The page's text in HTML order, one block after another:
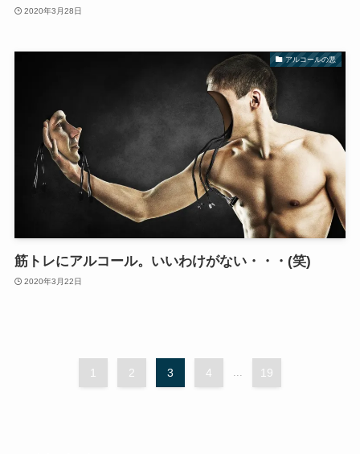
2020年3月28日
アルコールの悪
筋トレにアルコール。いいわけがない・・・(笑)
2020年3月22日
1 2 3 4 ... 19